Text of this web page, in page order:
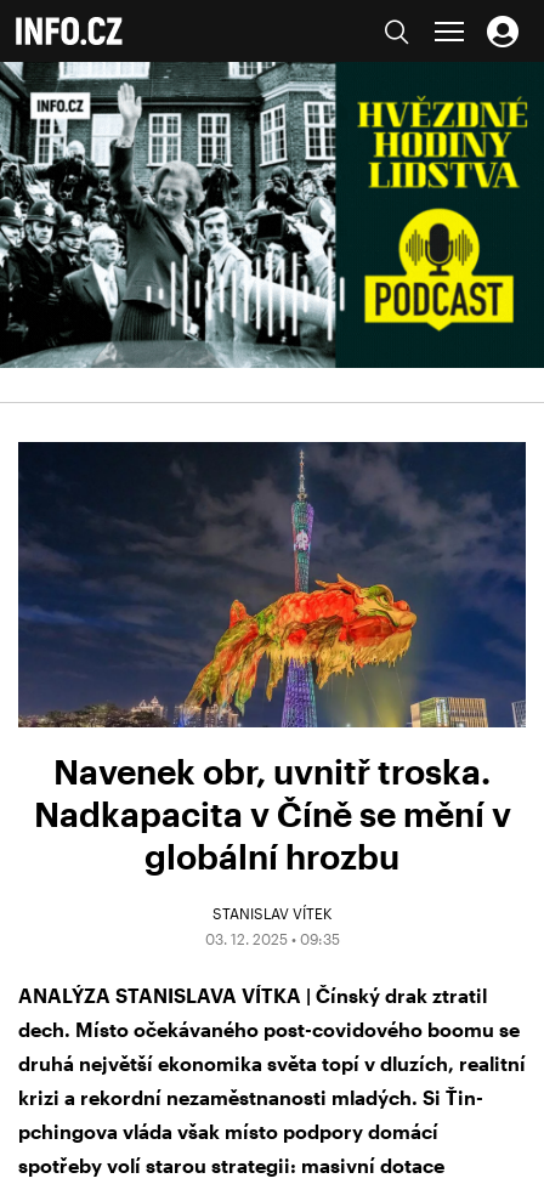
Navenek obr, uvnitř troska.
Nadkapacita v Číně se mění v
globální hrozbu
STANISLAV VÍTEK
03. 12. 2025 • 09:35
ANALÝZA STANISLAVA VÍTKA | Čínský drak ztratil
dech. Místo očekávaného post-covidového boomu se
druhá největší ekonomika světa topí v dluzích, realitní
krizi a rekordní nezaměstnanosti mladých. Si Ťin-
pchingova vláda však místo podpory domácí
spotřeby volí starou strategii: masivní dotace